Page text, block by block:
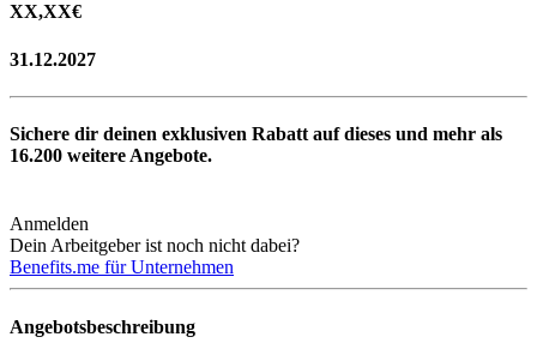
XX,XX€
31.12.2027
Sichere dir deinen exklusiven Rabatt auf dieses und mehr als
16.200 weitere Angebote.
Anmelden
Dein Arbeitgeber ist noch nicht dabei?
Benefits.me für Unternehmen
Angebotsbeschreibung